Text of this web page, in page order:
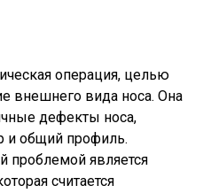
операция, целью
внешнего вида носа. Она
дефекты носа,
и общий профиль.
проблемой является
считается